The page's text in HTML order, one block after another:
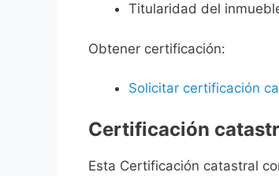
Titularidad del
Obtener certificación:
Solicitar certificación
Certificación
Esta Certificación catastral